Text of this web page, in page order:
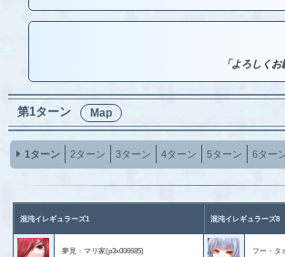
「よろしくお
第1ターン Map
1ターン 2ターン 3ターン 4ターン 5ターン 6ター
混沌イレギュラーズ1 混沌イレギュラーズ8
夢見・マリ家(p3x006685)
フー・タ